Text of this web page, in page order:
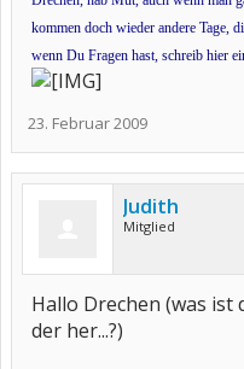
kommen doch wieder andere Tage,
wenn Du Fragen hast, schreib hier
23. Februar 2009
Judith
Mitglied
Hallo Drechen (was
der her...?)